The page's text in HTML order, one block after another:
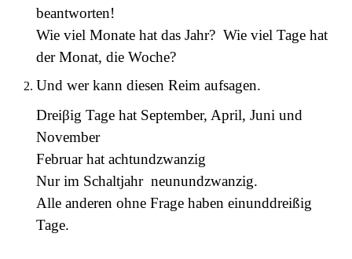
beantworten!
Wie viel Monate hat das Jahr? Wie viel Tage hat
der Monat, die Woche?
Und wer kann diesen Reim aufsagen.
Dreiβig Tage hat September, April, Juni und
November
Februar hat achtundzwanzig
Nur im Schaltjahr neunundzwanzig.
Alle anderen ohne Frage haben einunddreißig
Tage.